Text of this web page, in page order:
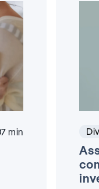
Temps de lecture :
7 min